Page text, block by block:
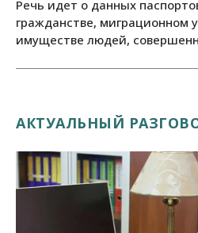
Речь идет о данных
гражданстве, миграционном
имуществе людей,
АКТУАЛЬНЫЙ